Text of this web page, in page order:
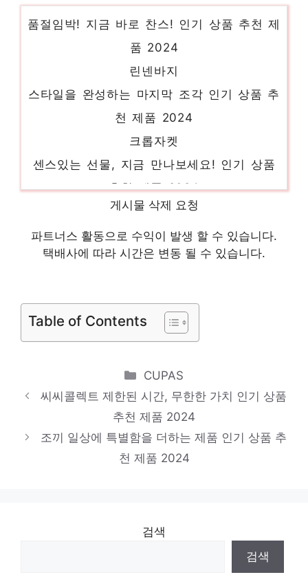
카고스커트
추천 제품 2024
품 2024
플리츠바지
니트/스웨터
기분 좋아지는, 당신만의 제품 인기 상품 추
천 제품 2024
게시물 삭제 요청
파트너스 활동으로 수익이 발생 할 수 있습니다.
택배사에 따라 시간은 변동 될 수 있습니다.
Table of Contents
Categories
CUPAS
씨씨콜렉트 제한된 시간, 무한한 가치 인기 상품
추천 제품 2024
조끼 일상에 특별함을 더하는 제품 인기 상품 추
천 제품 2024
검색
검색